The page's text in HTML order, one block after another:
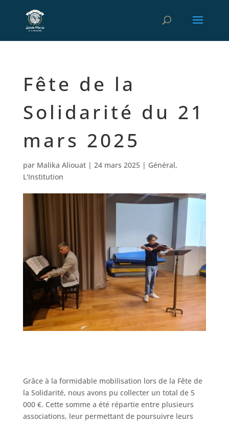
Fête de la
Solidarité du 21
mars 2025
par Malika Aliouat| 24 mars 2025| Général,
L'Institution
Grâce à la formidable mobilisation lors de la Fête de
la Solidarité, nous avons pu collecter un total de 5
000 €. Cette somme a été répartie entre plusieurs
associations, leur permettant de poursuivre leurs